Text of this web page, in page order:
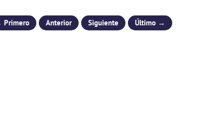
Anterior Siguiente Último →